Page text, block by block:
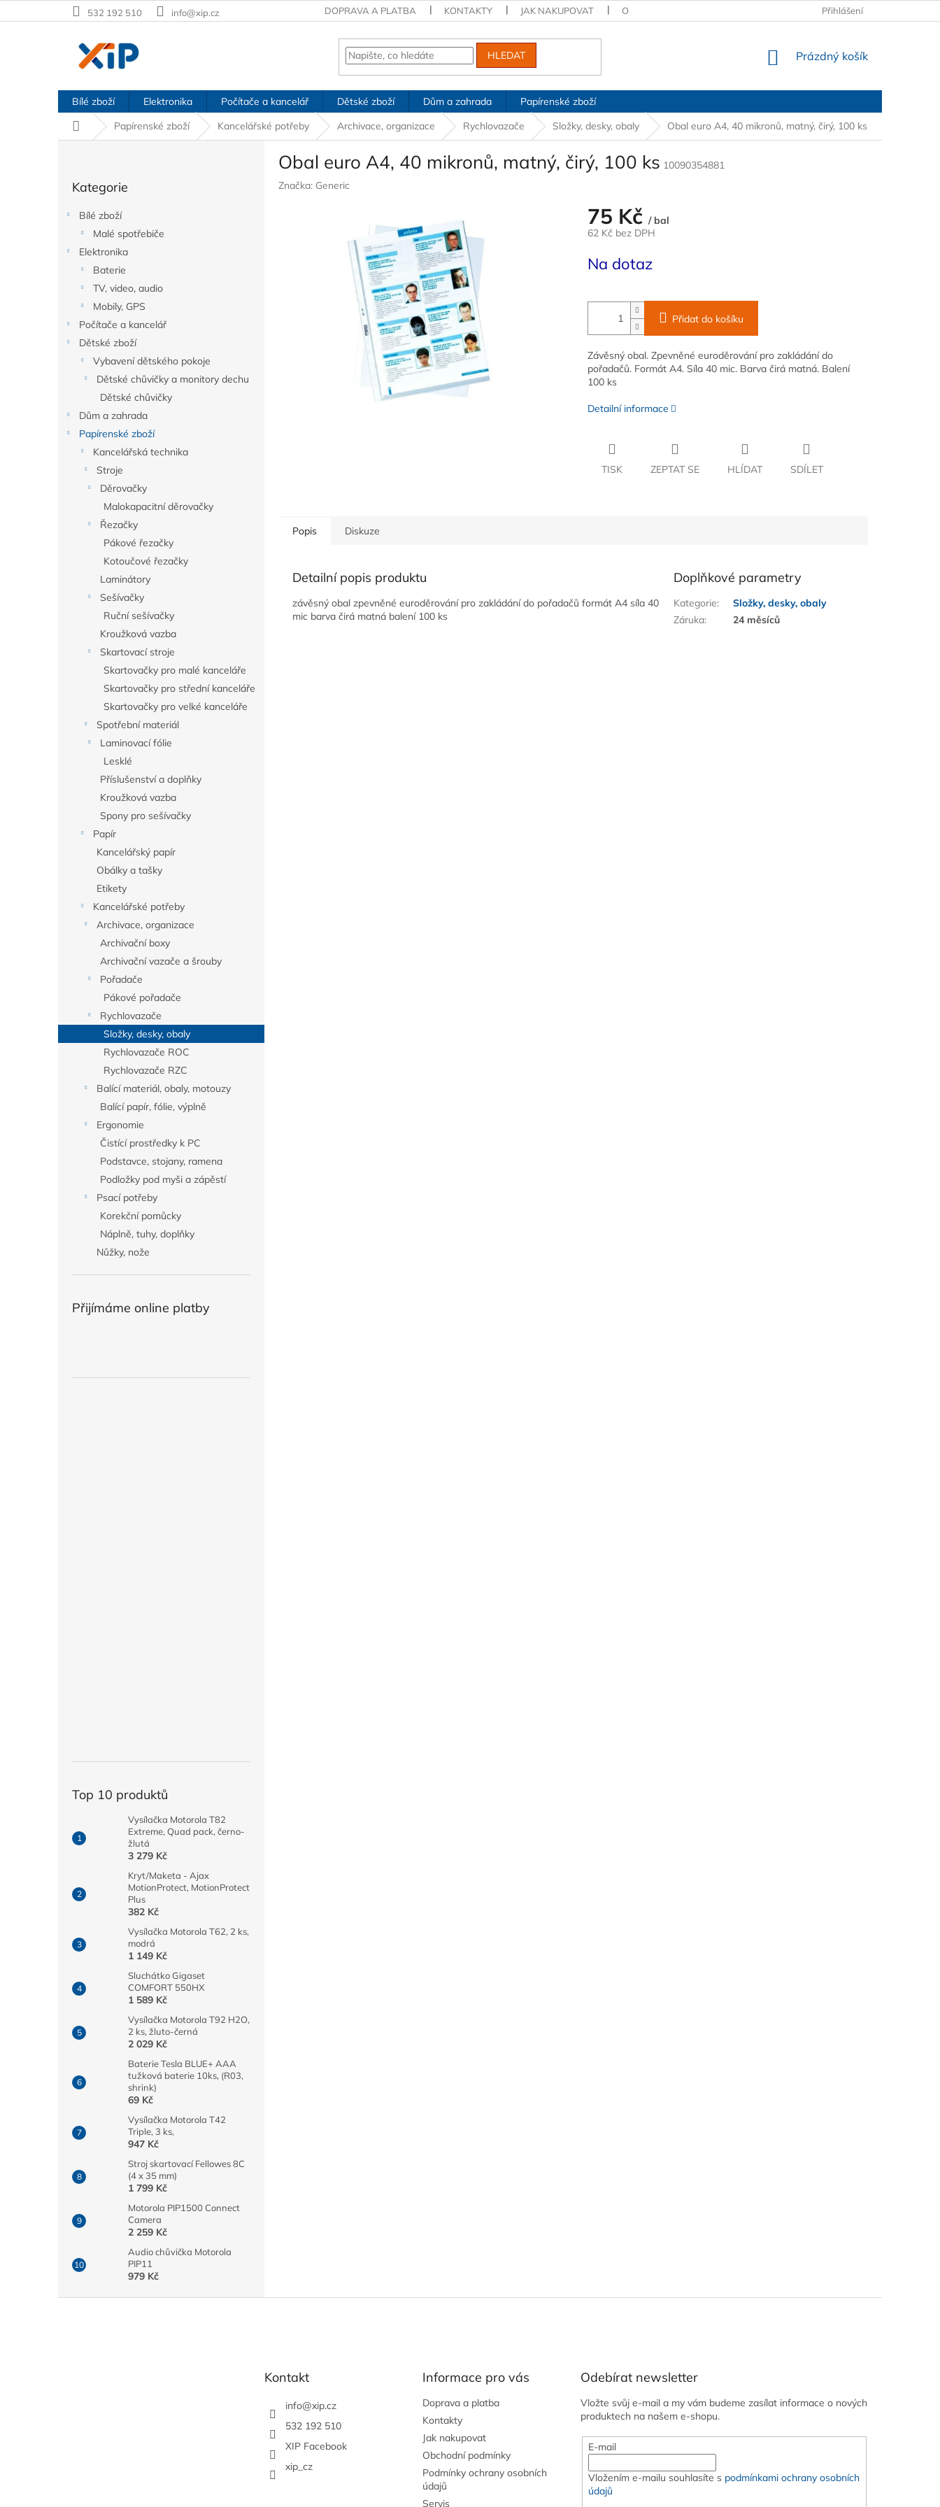
na
532 192 510 info@xip.cz DOPRAVA A PLATBA KONTAKTY JAK NAKUPOVAT OBCHODNÍ PODMÍNKY PODMÍNKY OCHRANY OSOBNÍCH ÚDAJŮ
Přihlášení
HLEDAT
NÁKUPNÍ
Prázdný košík
Bílé zboží Elektronika Počítače a kancelář Dětské zboží Dům a zahrada
Papírenské zboží
Domů
Papírenské zboží Kancelářské potřeby Archivace, organizace Rychlovazače Složky, desky, obaly Obal euro A4, 40 mikronů, matný, čirý, 100 ks
kategorie
Kategorie
Bílé zboží
Malé spotřebiče
Elektronika
Baterie
TV, video, audio
Mobily, GPS
Počítače a kancelář
Dětské zboží
Vybavení dětského pokoje
Dětské chůvičky a monitory dechu
Dětské chůvičky
Dům a zahrada
Papírenské zboží
Kancelářská technika
Stroje
Děrovačky
Malokapacitní děrovačky
Řezačky
Pákové řezačky
Kotoučové řezačky
Laminátory
Sešívačky
Ruční sešívačky
Kroužková vazba
Skartovací stroje
Skartovačky pro malé kanceláře
Skartovačky pro střední kanceláře
Skartovačky pro velké kanceláře
Spotřební materiál
Laminovací fólie
Lesklé
Příslušenství a doplňky
Kroužková vazba
Spony pro sešívačky
Papír
Kancelářský papír
Obálky a tašky
Etikety
Kancelářské potřeby
Archivace, organizace
Archivační boxy
Archivační vazače a šrouby
Pořadače
Pákové pořadače
Rychlovazače
Složky, desky, obaly
Rychlovazače ROC
Rychlovazače RZC
Balící materiál, obaly, motouzy
Balící papír, fólie, výplně
Ergonomie
Čistící prostředky k PC
Podstavce, stojany, ramena
Podložky pod myši a zápěstí
Psací potřeby
Korekční pomůcky
Náplně, tuhy, doplňky
Nůžky, nože
Přijímáme online platby
Top 10 produktů
Vysílačka Motorola T82
Extreme, Quad pack, černo-
žlutá
3 279 Kč
Kryt/Maketa - Ajax
MotionProtect, MotionProtect
Plus
382 Kč
Vysílačka Motorola T62, 2 ks,
modrá
1 149 Kč
Sluchátko Gigaset
COMFORT 550HX
1 589 Kč
Vysílačka Motorola T92 H2O,
2 ks, žluto-černá
2 029 Kč
Baterie Tesla BLUE+ AAA
tužková baterie 10ks, (R03,
shrink)
69 Kč
Vysílačka Motorola T42
Triple, 3 ks,
947 Kč
Stroj skartovací Fellowes 8C
(4 x 35 mm)
1 799 Kč
Motorola PIP1500 Connect
Camera
2 259 Kč
Audio chůvička Motorola
PIP11
979 Kč
Obal euro A4, 40 mikronů, matný, čirý, 100 ks 10090354881
Značka: Generic
75 Kč / bal
62 Kč bez DPH
cena:
Na dotaz
Přidat do košíku
Závěsný obal. Zpevněné euroděrování pro zakládání do
pořadačů. Formát A4. Síla 40 mic. Barva čirá matná. Balení
100 ks
Detailní informace
TISK ZEPTAT SE HLÍDAT SDÍLET
Popis Diskuze
Detailní popis produktu
závěsný obal zpevněné euroděrování pro zakládání do pořadačů formát A4 síla 40
mic barva čirá matná balení 100 ks
Doplňkové parametry
Kategorie:
Složky, desky, obaly
Záruka: 24 měsíců
Kontakt
info@xip.cz
532 192 510
XIP Facebook
xip_cz
Informace pro vás
Doprava a platba
Kontakty
Jak nakupovat
Obchodní podmínky
Podmínky ochrany osobních
údajů
Servis
Odebírat newsletter
Vložte svůj e-mail a my vám budeme zasílat informace o nových
produktech na našem e-shopu.
E-mail
Vložením e-mailu souhlasíte s podmínkami ochrany osobních
údajů